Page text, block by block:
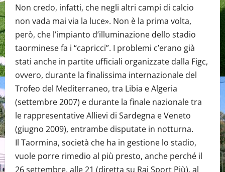
Non credo, infatti, che negli altri campi di calcio
non vada mai via la luce». Non è la prima volta,
però, che l’impianto d’illuminazione dello stadio
taorminese fa i “capricci”. I problemi c’erano già
stati anche in partite ufficiali organizzate dalla Figc,
ovvero, durante la finalissima internazionale del
Trofeo del Mediterraneo, tra Libia e Algeria
(settembre 2007) e durante la finale nazionale tra
le rappresentative Allievi di Sardegna e Veneto
(giugno 2009), entrambe disputate in notturna.
Il Taormina, società che ha in gestione lo stadio,
vuole porre rimedio al più presto, anche perché il
26 settembre, alle 21 (diretta su Rai Sport Più), al